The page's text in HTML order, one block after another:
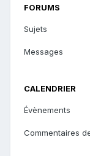
FORUMS
Sujets
Messages
CALENDRIER
Évènements
Commentaires